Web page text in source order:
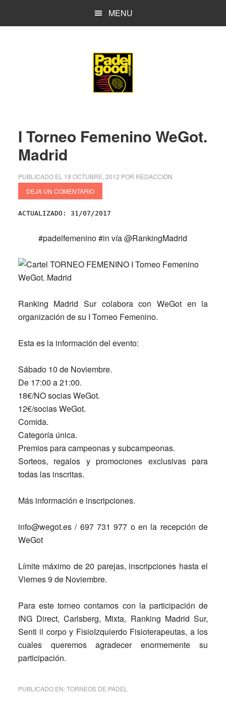
MENU
I Torneo Femenino WeGot.
Madrid
PUBLICADO EL 18 OCTUBRE, 2012 POR REDACCIÓN
DEJA UN COMENTARIO
ACTUALIZADO: 31/07/2017
#padelfemenino #in vía @RankingMadrid
Ranking Madrid Surcolabora con WeGoten la
organización de su I Torneo Femenino.
Esta es la información del evento:
Sábado 10 de Noviembre.
De 17:00 a 21:00.
18€/NO socias WeGot.
12€/socias WeGot.
Comida.
Categoría única.
Premios para campeonas y subcampeonas.
Sorteos, regalos y promociones exclusivas para
todas las inscritas.
Más información e inscripciones.
info@wegot.es/ 697 731 977 o en la recepción de
WeGot
Límite máximo de 20 parejas, inscripciones hasta el
Viernes 9 de Noviembre.
Para este torneo contamos con la participación de
ING Direct, Carlsberg, Mixta, Ranking Madrid Sur,
Senti il corpo y FisioIzquierdo Fisioterapeutas, a los
cuales queremos agradecer enormemente su
participación.
PUBLICADO EN:TORNEOS DE PÁDEL